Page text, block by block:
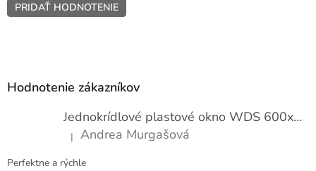
PRIDAŤ HODNOTENIE
Hodnotenie zákazníkov
Jednokrídlové plastové okno WDS 600x1000
Hodnotenie produktu je 5 z 5 hviezdičiek.
| Andrea Murgašová
Perfektne a rýchle